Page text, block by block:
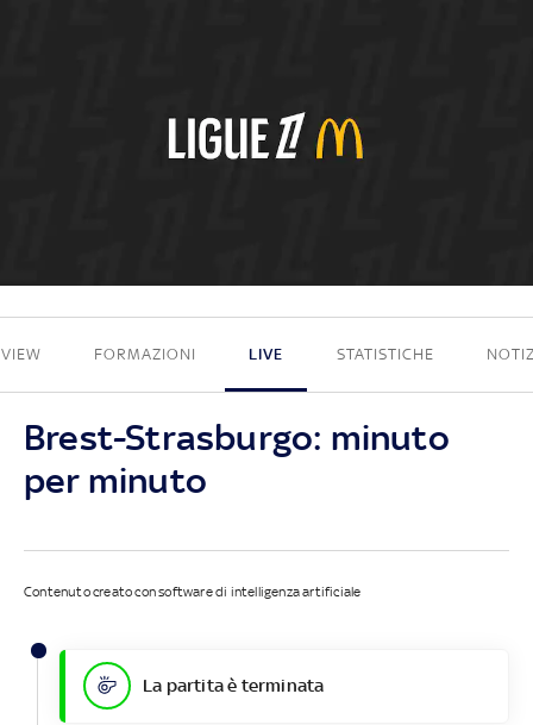
1 - 2
FORMAZIONI LIVE STATISTICHE
Brest-Strasburgo: minuto
per minuto
Contenuto creato con software di intelligenza artificiale
La partita è terminata